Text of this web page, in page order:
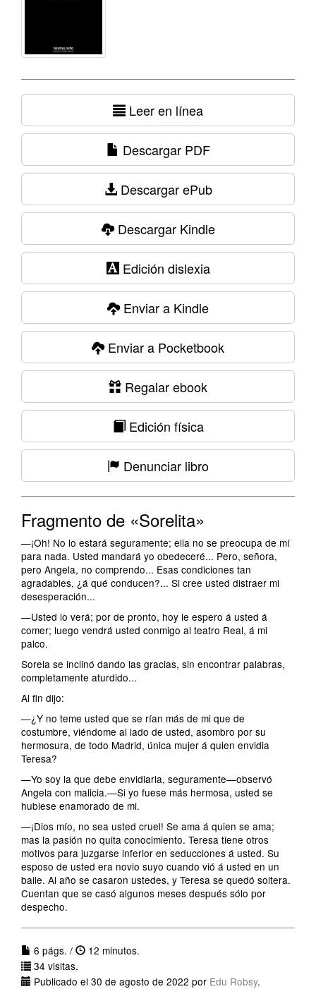
Leer en línea
Descargar PDF
Descargar ePub
Descargar Kindle
Edición dislexia
Enviar a Kindle
Enviar a Pocketbook
Regalar ebook
Edición física
Denunciar libro
Fragmento de «Sorelita»
—¡Oh! No lo estará seguramente; ella no se preocupa de mí
para nada. Usted mandará yo obedeceré... Pero, señora,
pero Angela, no comprendo... Esas condiciones tan
agradables, ¿á qué conducen?... Si cree usted distraer mi
desesperación...
—Usted lo verá; por de pronto, hoy le espero á usted á
comer; luego vendrá usted conmigo al teatro Real, á mi
palco.
Sorela se inclinó dando las gracias, sin encontrar palabras,
completamente aturdido...
Al fin dijo:
—¿Y no teme usted que se rían más de mi que de
costumbre, viéndome al lado de usted, asombro por su
hermosura, de todo Madrid, única mujer á quien envidia
Teresa?
—Yo soy la que debe envidiarla, seguramente—observó
Angela con malicia.—Si yo fuese más hermosa, usted se
hubiese enamorado de mi.
—¡Dios mío, no sea usted cruel! Se ama á quien se ama;
mas la pasión no quita conocimiento. Teresa tiene otros
motivos para juzgarse inferior en seducciones á usted. Su
esposo de usted era novio suyo cuando vió á usted en un
baile. Al año se casaron ustedes, y Teresa se quedó soltera.
Cuentan que se casó algunos meses después sólo por
despecho.
6 págs. /
12 minutos.
34 visitas.
Publicado el 30 de agosto de 2022 por Edu Robsy.